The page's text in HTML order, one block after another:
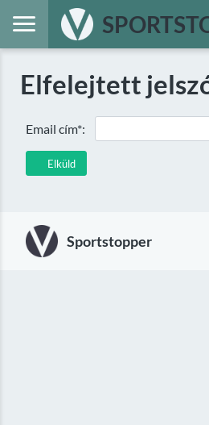
Elfelejtett
Elküld
Email cím*:
Sportstopper